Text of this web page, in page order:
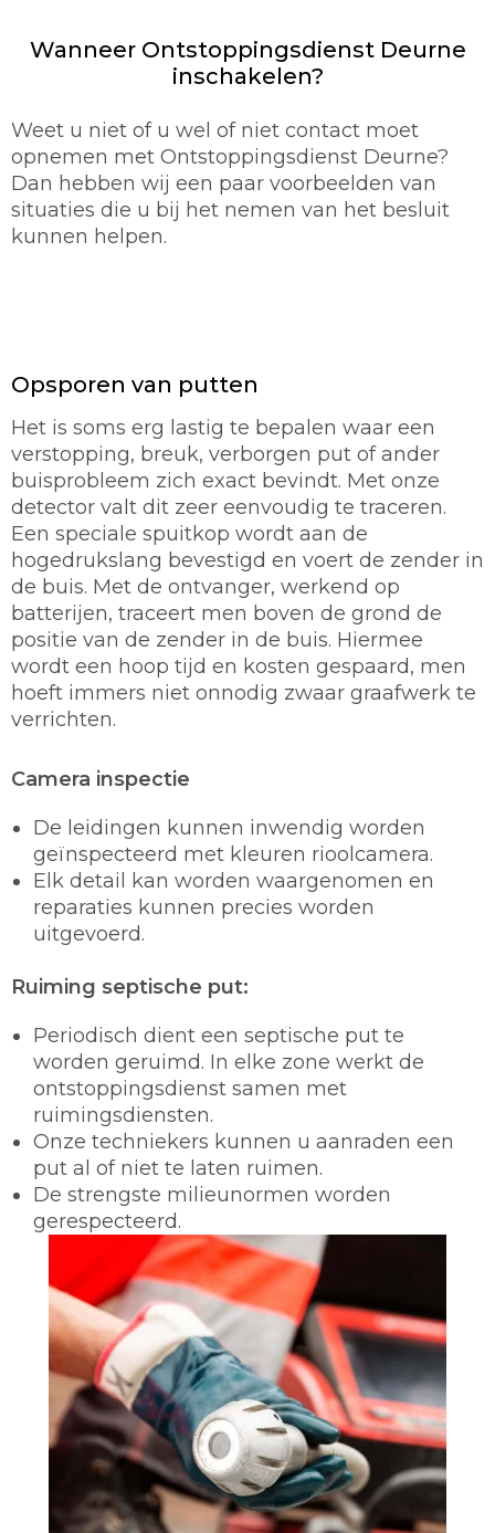
Wanneer Ontstoppingsdienst Deurne
inschakelen?
Weet u niet of u wel of niet contact moet
opnemen met Ontstoppingsdienst Deurne?
Dan hebben wij een paar voorbeelden van
situaties die u bij het nemen van het besluit
kunnen helpen.
Opsporen van putten
Het is soms erg lastig te bepalen waar een
verstopping, breuk, verborgen put of ander
buisprobleem zich exact bevindt. Met onze
detector valt dit zeer eenvoudig te traceren.
Een speciale spuitkop wordt aan de
hogedrukslang bevestigd en voert de zender in
de buis. Met de ontvanger, werkend op
batterijen, traceert men boven de grond de
positie van de zender in de buis. Hiermee
wordt een hoop tijd en kosten gespaard, men
hoeft immers niet onnodig zwaar graafwerk te
verrichten.
Camera inspectie
De leidingen kunnen inwendig worden
geïnspecteerd met kleuren rioolcamera.
Elk detail kan worden waargenomen en
reparaties kunnen precies worden
uitgevoerd.
Ruiming septische put:
Periodisch dient een septische put te
worden geruimd. In elke zone werkt de
ontstoppingsdienst samen met
ruimingsdiensten.
Onze techniekers kunnen u aanraden een
put al of niet te laten ruimen.
De strengste milieunormen worden
gerespecteerd.